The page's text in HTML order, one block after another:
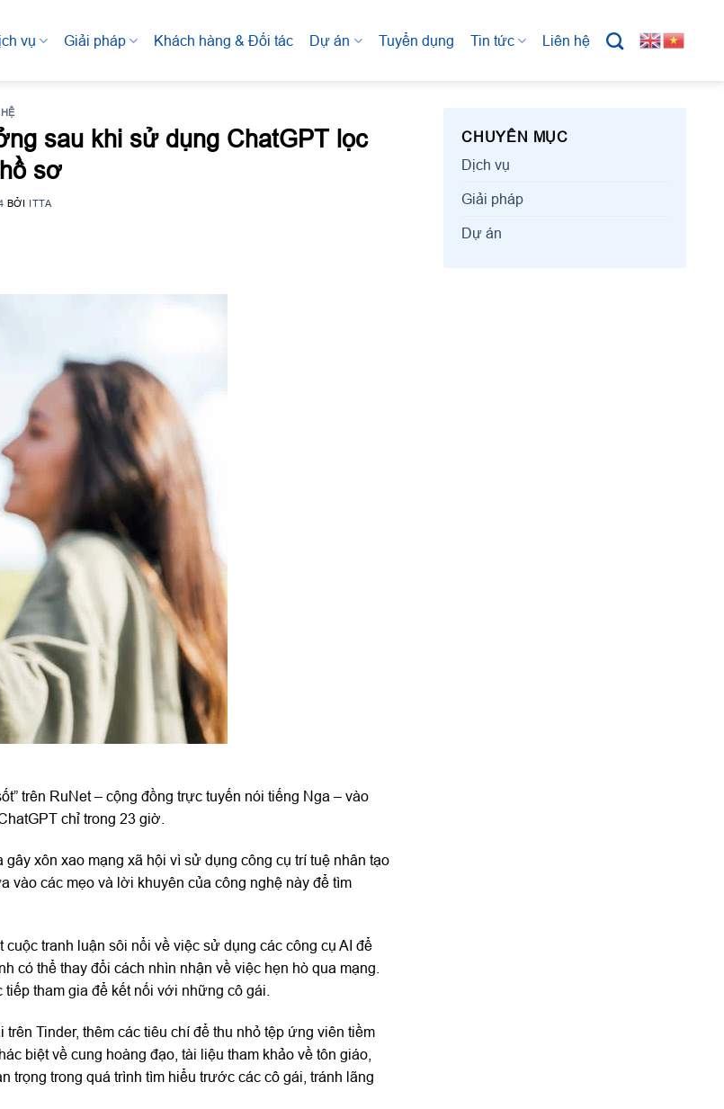
vụ Giải pháp Khách hàng & Đối tác Dự án Tuyển dụng Tin tức Liên hệ
sau khi sử dụng ChatGPT lọc
sơ
BỞI ITTA
trên RuNet – cộng đồng trực tuyến nói tiếng Nga – vào
chỉ trong 23 giờ.
xôn xao mạng xã hội vì sử dụng công cụ trí tuệ nhân tạo
vào các mẹo và lời khuyên của công nghệ này để tìm
tranh luận sôi nổi về việc sử dụng các công cụ AI để
có thể thay đổi cách nhìn nhận về việc hẹn hò qua mạng.
tham gia để kết nối với những cô gái.
Tinder, thêm các tiêu chí để thu nhỏ tệp ứng viên tiềm
biệt về cung hoàng đạo, tài liệu tham khảo về tôn giáo,
trọng trong quá trình tìm hiểu trước các cô gái, tránh lãng
CHUYÊN MỤC
Dịch vụ
Giải pháp
Dự án